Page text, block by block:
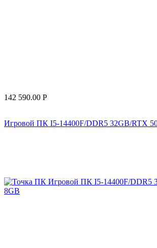
142 590.00 Р
Игровой ПК I5-14400F/DDR5 32GB/RTX